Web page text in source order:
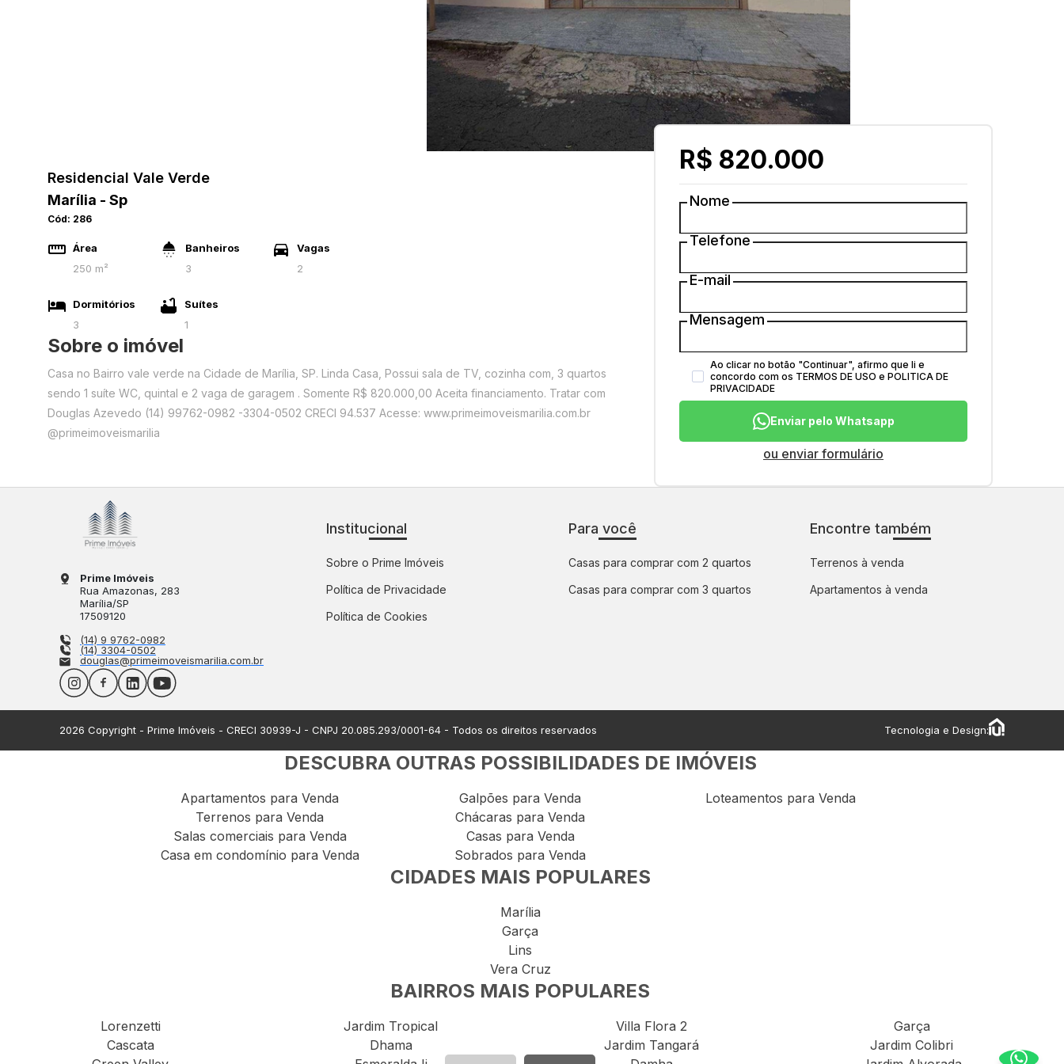
Residencial Vale Verde
Marília - Sp
Cód: 286
Área
250 m²
Banheiros
3
Vagas
2
Dormitórios
3
Suítes
1
Sobre o imóvel
Casa no Bairro vale verde na Cidade de Marília, SP. Linda Casa, Possui sala de TV, cozinha com, 3 quartos
sendo 1 suíte WC, quintal e 2 vaga de garagem . Somente R$ 820.000,00 Aceita financiamento. Tratar com
Douglas Azevedo (14) 99762-0982 -3304-0502 CRECI 94.537 Acesse: www.primeimoveismarilia.com.br
@primeimoveismarilia
R$ 820.000
Nome
Telefone
E-mail
Mensagem
Ao clicar no botão "Continuar", afirmo que li e
concordo com os TERMOS DE USO e POLITICA DE
PRIVACIDADE
Enviar pelo Whatsapp
ou enviar formulário
Prime Imóveis
Rua Amazonas, 283
Marília/SP
17509120
(14) 9 9762-0982
(14) 3304-0502
douglas@primeimoveismarilia.com.br
Institucional
Sobre o Prime Imóveis
Política de Privacidade
Política de Cookies
Para você
Casas para comprar com 2 quartos
Casas para comprar com 3 quartos
Encontre também
Terrenos à venda
Apartamentos à venda
2026 Copyright - Prime Imóveis - CRECI 30939-J - CNPJ 20.085.293/0001-64 - Todos os direitos reservados Tecnologia e Design:
DESCUBRA OUTRAS POSSIBILIDADES DE IMÓVEIS
Apartamentos para Venda
Terrenos para Venda
Salas comerciais para Venda
Casa em condomínio para Venda
Galpões para Venda
Chácaras para Venda
Casas para Venda
Sobrados para Venda
Loteamentos para Venda
CIDADES MAIS POPULARES
Marília
Garça
Lins
Vera Cruz
BAIRROS MAIS POPULARES
Lorenzetti
Cascata
Jardim Tropical
Dhama
Villa Flora 2
Jardim Tangará
Garça
Jardim Colibri